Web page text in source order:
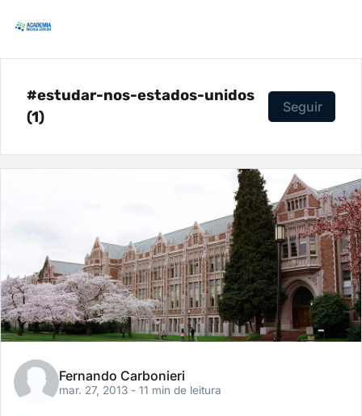
#estudar-nos-estados-unidos
(1)
Seguir
Fernando Carbonieri
mar. 27, 2013 - 11 min de leitura